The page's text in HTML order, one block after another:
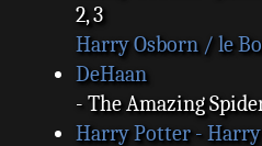
2, 3
Harry Osborn / le
DeHaan
- The Amazing
Harry Potter -